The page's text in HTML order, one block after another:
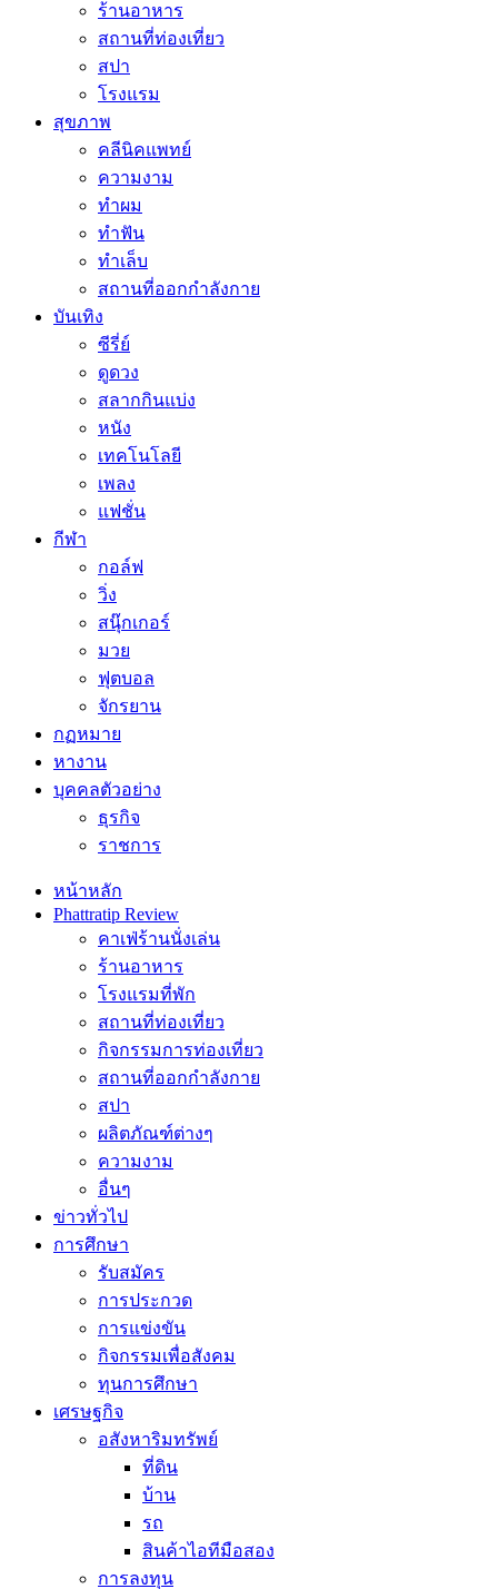
ร้านอาหาร
สถานที่ท่องเที่ยว
สปา
โรงแรม
สุขภาพ
คลีนิคแพทย์
ความงาม
ทำผม
ทำฟัน
ทำเล็บ
สถานที่ออกกำลังกาย
บันเทิง
ซีรี่ย์
ดูดวง
สลากกินแบ่ง
หนัง
เทคโนโลยี
เพลง
แฟชั่น
กีฬา
กอล์ฟ
วิ่ง
สนุ๊กเกอร์
มวย
ฟุตบอล
จักรยาน
กฏหมาย
หางาน
บุคคลตัวอย่าง
ธุรกิจ
ราชการ
หน้าหลัก
Phattratip Review
คาเฟ่ร้านนั่งเล่น
ร้านอาหาร
โรงแรมที่พัก
สถานที่ท่องเที่ยว
กิจกรรมการท่องเที่ยว
สถานที่ออกกำลังกาย
สปา
ผลิตภัณฑ์ต่างๆ
ความงาม
อื่นๆ
ข่าวทั่วไป
การศึกษา
รับสมัคร
การประกวด
การแข่งขัน
กิจกรรมเพื่อสังคม
ทุนการศึกษา
เศรษฐกิจ
อสังหาริมทรัพย์
ที่ดิน
บ้าน
รถ
สินค้าไอทีมือสอง
การลงทุน